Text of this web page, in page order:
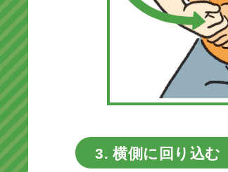
3. 横側に回り込む